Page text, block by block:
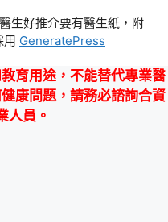
生好推介要有醫生紙，附
用 GeneratePress
育用途，不能替代專業醫
康問題，請務必諮詢合資
人員。